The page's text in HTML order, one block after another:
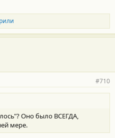
#710
Оно было ВСЕГДА,
мере.